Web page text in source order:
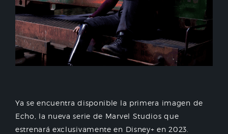
Ya se encuentra disponible la primera imagen de
Echo, la nueva serie de Marvel Studios que
estrenará exclusivamente en Disney+ en 2023.